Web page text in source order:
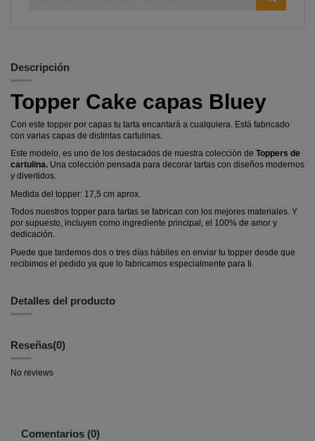
Descripción
Topper Cake capas Bluey
Con este topper por capas tu tarta encantará a cualquiera. Está fabricado
con varias capas de distintas cartulinas.
Este modelo, es uno de los destacados de nuestra colección de Toppers de
cartulina. Una colección pensada para decorar tartas con diseños modernos
y divertidos.
Medida del topper: 17,5 cm aprox.
Todos nuestros topper para tartas se fabrican con los mejores materiales. Y
por supuesto, incluyen como ingrediente principal, el 100% de amor y
dedicación.
Puede que tardemos dos o tres días hábiles en enviar tu topper desde que
recibimos el pedido ya que lo fabricamos especialmente para ti.
Detalles del producto
Reseñas(0)
No reviews
Comentarios (0)